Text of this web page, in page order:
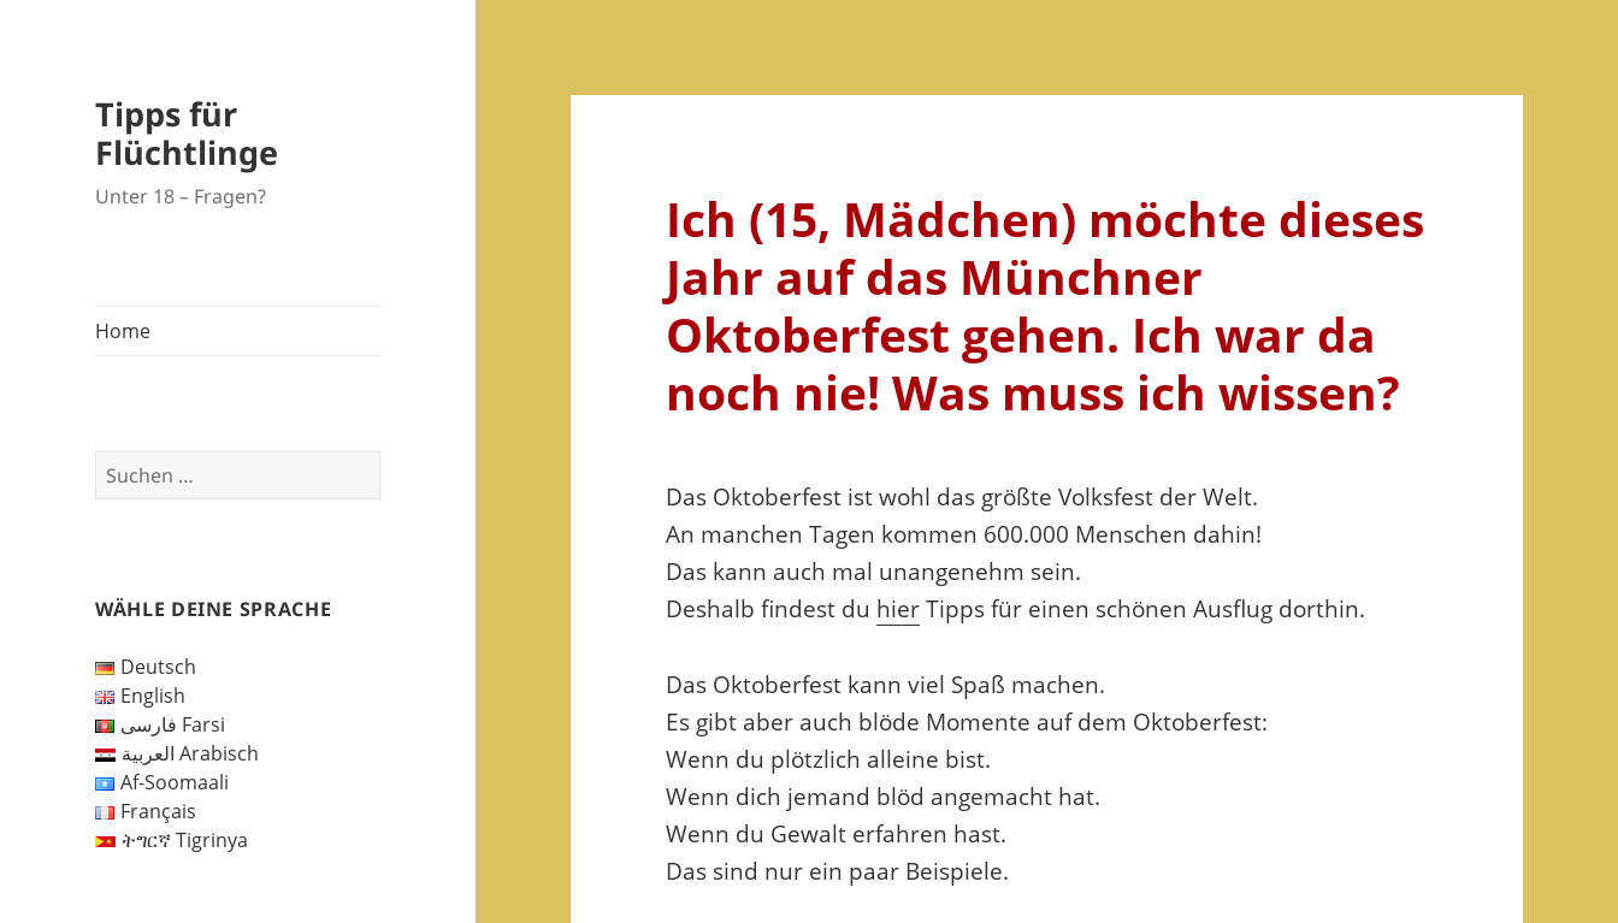
Tipps für
Flüchtlinge
Unter 18 – Fragen?
Home
Suchen
nach:
WÄHLE DEINE SPRACHE
Deutsch
English
فارسی Farsi
العربية Arabisch
Af-Soomaali
Français
ትግርኛ Tigrinya
Ich (15, Mädchen) möchte dieses
Jahr auf das Münchner
Oktoberfest gehen. Ich war da
noch nie! Was muss ich wissen?
Das Oktoberfest ist wohl das größte Volksfest der Welt.
An manchen Tagen kommen 600.000 Menschen dahin!
Das kann auch mal unangenehm sein.
Deshalb findest du hierTipps für einen schönen Ausflug dorthin.
Das Oktoberfest kann viel Spaß machen.
Es gibt aber auch blöde Momente auf dem Oktoberfest:
Wenn du plötzlich alleine bist.
Wenn dich jemand blöd angemacht hat.
Wenn du Gewalt erfahren hast.
Das sind nur ein paar Beispiele.